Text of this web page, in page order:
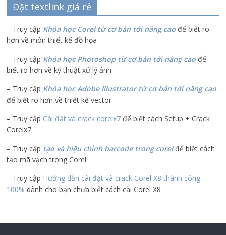
Đặt textlink giá rẻ
– Truy cập Khóa học Corel từ cơ bản tới nâng cao để biết rõ
hơn về môn thiết kế đồ họa
– Truy cập Khóa học Photoshop từ cơ bản tới nâng cao để
biết rõ hơn về kỹ thuật xử lý ảnh
– Truy cập Khóa học Adobe Illustratortừ cơ bản tới nâng cao
để biết rõ hơn về thiết kế vector
– Truy cập Cài đặt và crack corelx7 để biết cách Setup + Crack
Corelx7
– Truy cập tạo và hiệu chỉnh barcode trong corelđể biết cách
tạo mã vạch trong Corel
– Truy cập Hướng dẫn cài đặt và crack Corel X8 thành công
100% dành cho bạn chưa biết cách cài Corel X8